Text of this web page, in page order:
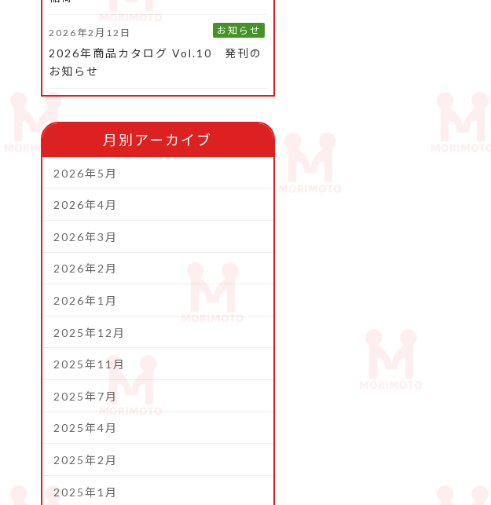
2026年2月12日 お知らせ
2026年商品カタログ Vol.10 発刊の
お知らせ
月別アーカイブ
2026年5月
2026年4月
2026年3月
2026年2月
2026年1月
2025年12月
2025年11月
2025年7月
2025年4月
2025年2月
2025年1月